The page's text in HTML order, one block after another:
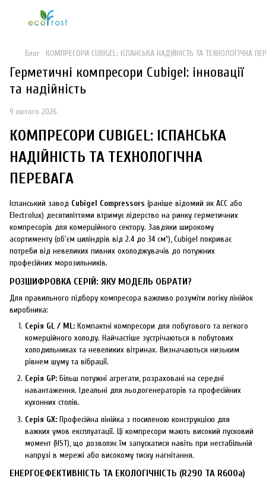
Блог КОМПРЕСОРИ CUBIGEL: ІСПАНСЬКА НАДІЙНІСТЬ ТА ТЕХНОЛОГІЧНА
Герметичні компресори Cubigel: інновації
та надійність
9 лютого 2026
КОМПРЕСОРИ CUBIGEL: ІСПАНСЬКА
НАДІЙНІСТЬ ТА ТЕХНОЛОГІЧНА
ПЕРЕВАГА
Іспанський завод Cubigel Compressors (раніше відомий як ACC або
Electrolux) десятиліттями втримує лідерство на ринку герметичних
компресорів для комерційного сектору. Завдяки широкому
асортименту (об'єм циліндрів від 2.4 до 34 cм³), Cubigel покриває
потреби від невеликих пивних охолоджувачів до потужних
професійних морозильників.
РОЗШИФРОВКА СЕРІЙ: ЯКУ МОДЕЛЬ ОБРАТИ?
Для правильного підбору компресора важливо розуміти логіку лінійок
виробника:
Серія GL / ML: Компактні компресори для побутового та легкого
комерційного холоду. Найчастіше зустрічаються в побутових
холодильниках та невеликих вітринах. Визначаються низьким
рівнем шуму та вібрації.
Серія GP: Більш потужні агрегати, розраховані на середні
навантаження. Ідеальні для льодогенераторів та професійних
кухонних столів.
Серія GX: Професійна лінійка з посиленою конструкцією для
важких умов експлуатації. Ці компресори мають високий пусковий
момент (HST), що дозволяє їм запускатися навіть при нестабільній
напрузі в мережі або високому тиску нагнітання.
ЕНЕРГОЕФЕКТИВНІСТЬ ТА ЕКОЛОГІЧНІСТЬ (R290 ТА R600a)